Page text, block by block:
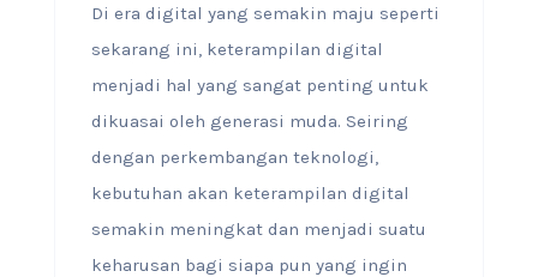
Di era digital yang semakin maju seperti
sekarang ini, keterampilan digital
menjadi hal yang sangat penting untuk
dikuasai oleh generasi muda. Seiring
dengan perkembangan teknologi,
kebutuhan akan keterampilan digital
semakin meningkat dan menjadi suatu
keharusan bagi siapa pun yang ingin